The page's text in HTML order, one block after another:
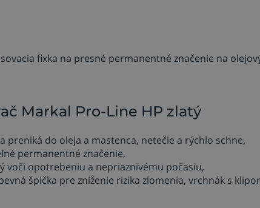
fixka na presné permanentné značenie na
Markal Pro-Line HP zlatý
preniká do oleja a mastenca, netečie a rýchlo schne,
permanentné značenie,
voči opotrebeniu a nepriaznivému počasiu,
špička pre zníženie rizika zlomenia, vrchnák s